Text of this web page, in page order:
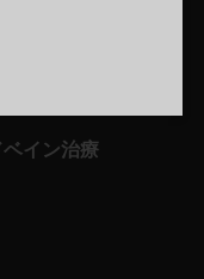
イン治療